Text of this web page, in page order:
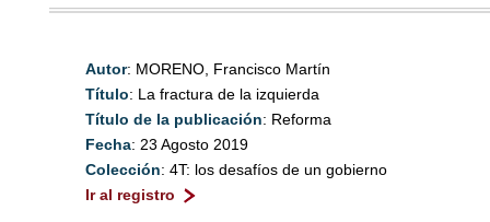
Autor: MORENO, Francisco Martín
Título: La fractura de la izquierda
Título de la publicación: Reforma
Fecha: 23 Agosto 2019
Colección: 4T: los desafíos de un gobierno
Ir al registro